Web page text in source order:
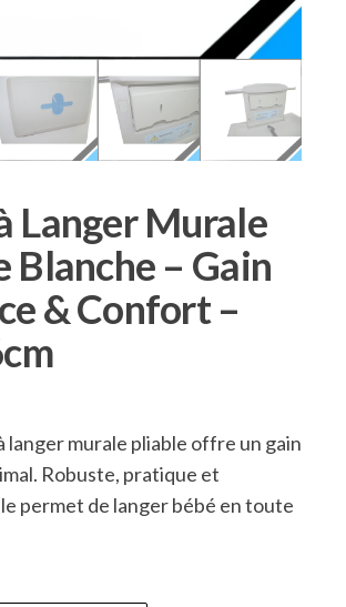
Langer Murale
Blanche – Gain
& Confort –
langer murale pliable offre un gain
Robuste, pratique et
permet de langer bébé en toute